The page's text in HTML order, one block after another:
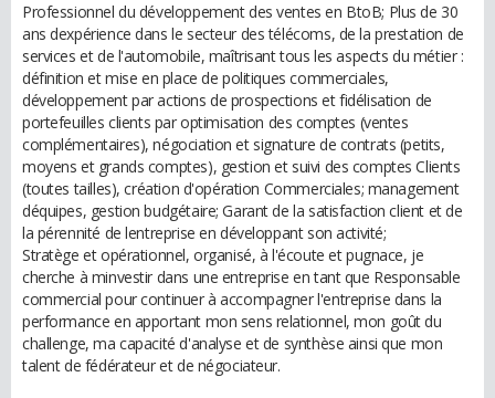
Professionnel du développement des ventes en BtoB; Plus de 30
ans dexpérience dans le secteur des télécoms, de la prestation de
services et de l'automobile, maîtrisant tous les aspects du métier :
définition et mise en place de politiques commerciales,
développement par actions de prospections et fidélisation de
portefeuilles clients par optimisation des comptes (ventes
complémentaires), négociation et signature de contrats (petits,
moyens et grands comptes), gestion et suivi des comptes Clients
(toutes tailles), création d'opération Commerciales; management
déquipes, gestion budgétaire; Garant de la satisfaction client et de
la pérennité de lentreprise en développant son activité;
Stratège et opérationnel, organisé, à l'écoute et pugnace, je
cherche à minvestir dans une entreprise en tant que Responsable
commercial pour continuer à accompagner l'entreprise dans la
performance en apportant mon sens relationnel, mon goût du
challenge, ma capacité d'analyse et de synthèse ainsi que mon
talent de fédérateur et de négociateur.